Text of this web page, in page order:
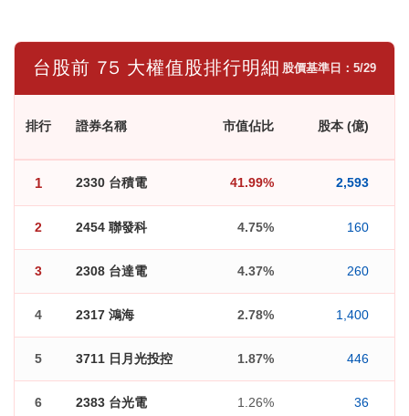
台股前 75 大權值股排行明細 股價基準日：5/29
排行 證券名稱 市值佔比 股本 (億)
1 2330 台積電 41.99% 2,593
2 2454 聯發科 4.75% 160
3 2308 台達電 4.37% 260
4 2317 鴻海 2.78% 1,400
5 3711 日月光投控 1.87% 446
6 2383 台光電 1.26% 36